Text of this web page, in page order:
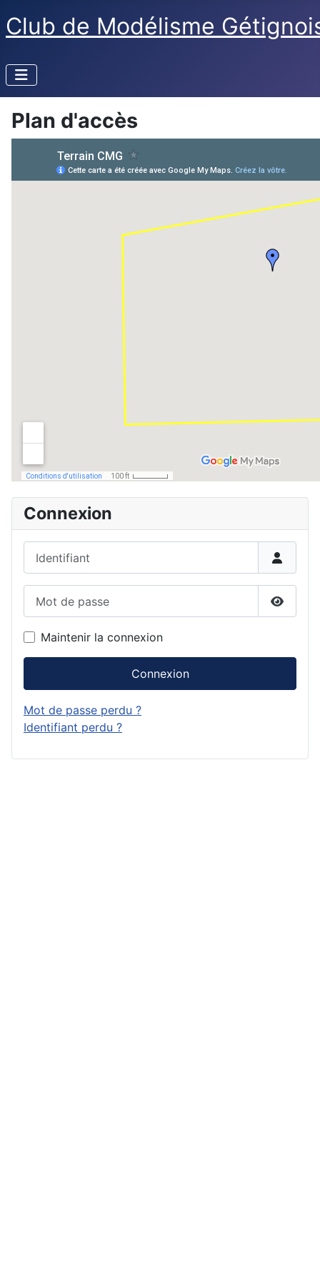
Club de Modélisme
Plan d'accès
Connexion
Maintenir la connexion
Connexion
Mot de passe perdu ?
Identifiant perdu ?